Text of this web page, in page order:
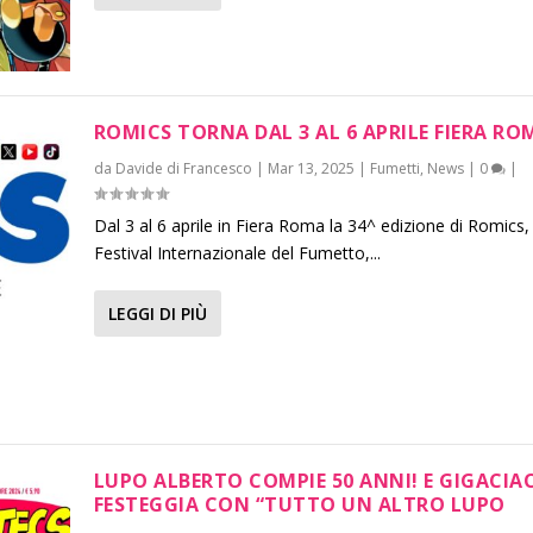
ROMICS TORNA DAL 3 AL 6 APRILE FIERA
da Davide di Francesco | Mar 13, 2025 | Fumetti, News| 0 |
Dal 3 al 6 aprile in Fiera Roma la 34^ edizione di Romics,
Festival Internazionale del Fumetto,...
LEGGI DI PIÙ
LUPO ALBERTO COMPIE 50 ANNI! E
FESTEGGIA CON “TUTTO UN ALTRO LUPO